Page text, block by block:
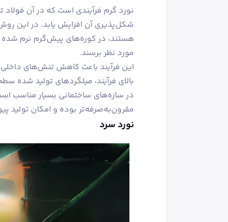
نورد گرم فرآیندی است که در آن فولاد
شکل‌پذیری آن افزایش یابد. در این
هستند، در کوره‌های پیش‌گرم نرم
مورد نظر برسند.
این فرآیند باعث کاهش تنش‌های
بالای فرآیند، میلگردهای تولید شده
در سازه‌های ساختمانی بسیار مناسب
مقرون‌به‌صرفه‌تر بوده و امکان تولید
نورد سرد